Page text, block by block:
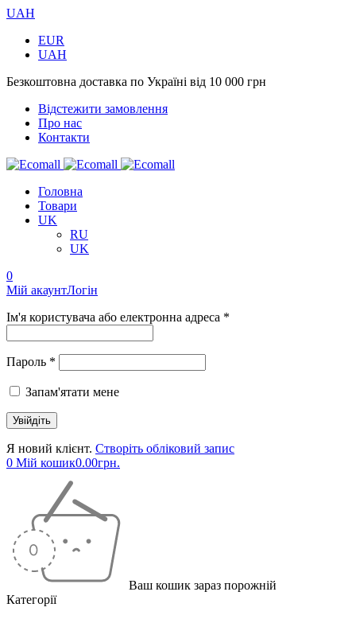
UAH
EUR
UAH
Безкоштовна доставка по Україні від 10 000 грн
Відстежити замовлення
Про нас
Контакти
Головна
Товари
UK
RU
UK
0
Мій акаунтЛогін
Ім'я користувача або електронна адреса *
Пароль *
Запам'ятати мене
Я новий клієнт. Створіть обліковий запис
0 Мій кошик0.00грн.
Ваш кошик зараз порожній
Категорії